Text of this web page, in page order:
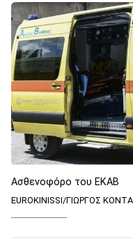
Ασθενοφόρο του ΕΚΑΒ
EUROKINISSI/ΓΙΩΡΓΟΣ